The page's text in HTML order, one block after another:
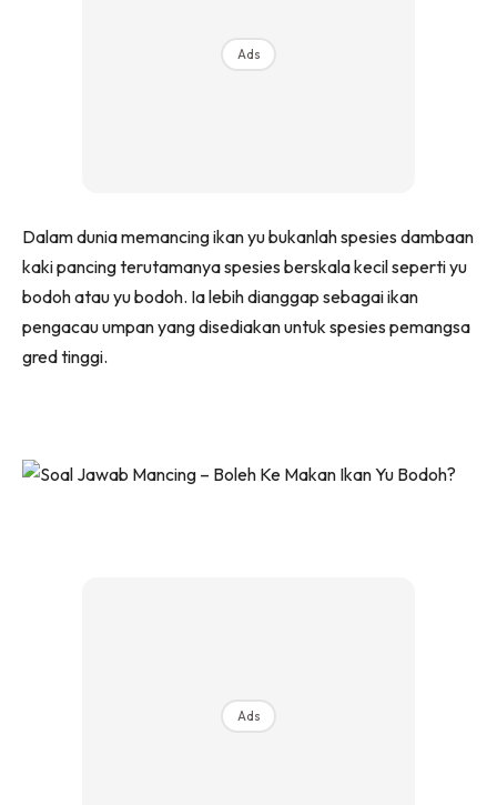
Ads
Dalam dunia memancing ikan yu bukanlah spesies dambaan
kaki pancing terutamanya spesies berskala kecil seperti yu
bodoh atau yu bodoh. Ia lebih dianggap sebagai ikan
pengacau umpan yang disediakan untuk spesies pemangsa
gred tinggi.
Ads